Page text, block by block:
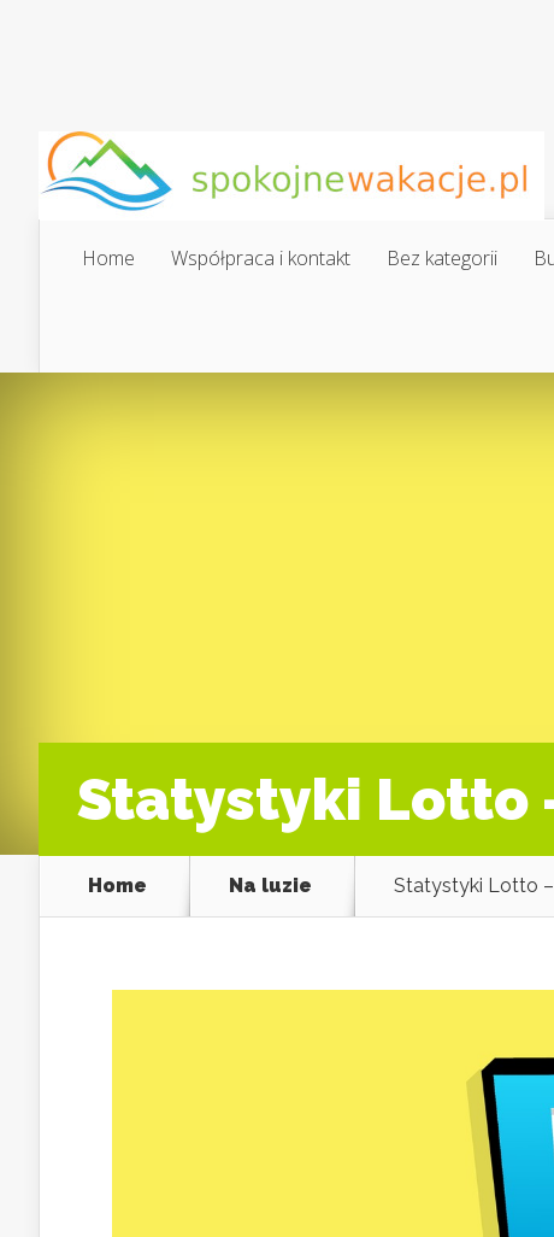
Home Współpraca i kontakt Bez kategorii
Statystyki Lotto
Home Na luzie Statystyki Lotto